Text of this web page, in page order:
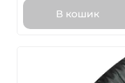
В кошик